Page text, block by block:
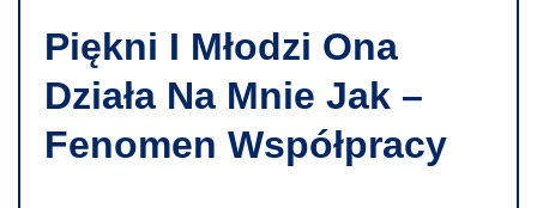
Piękni I Młodzi Ona
Działa Na Mnie Jak –
Fenomen Współpracy